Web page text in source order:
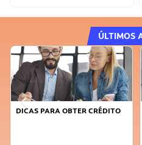
ÚLTIMOS
DICAS PARA OBTER CRÉDITO